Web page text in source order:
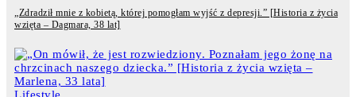
„Zdradził mnie z kobietą, której pomogłam wyjść z depresji.” [Historia z życia
wzięta – Dagmara, 38 lat]
Lifestyle